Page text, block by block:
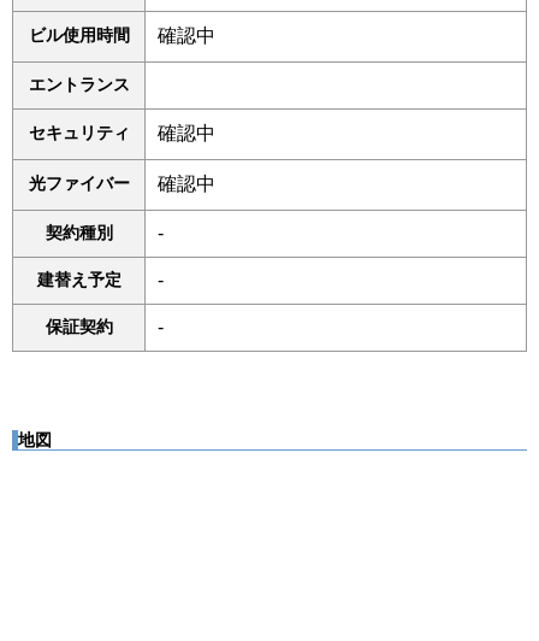
ビル使用時間 確認中
エントランス
セキュリティ 確認中
光ファイバー 確認中
契約種別 -
建替え予定 -
保証契約 -
地図